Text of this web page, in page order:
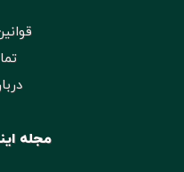
مجله